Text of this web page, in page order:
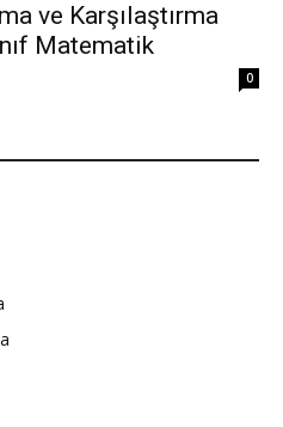
ve Karşılaştırma
Matematik
0